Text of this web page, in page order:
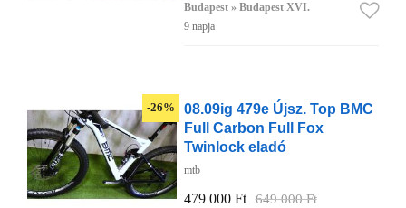
Budapest » Budapest XVI.
9 napja
-26%
08.09ig 479e Újsz. Top BMC
Full Carbon Full Fox
Twinlock eladó
mtb
479 000 Ft 649 000 Ft